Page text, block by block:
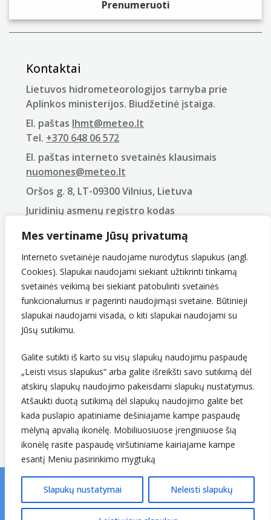
Mes vertiname Jūsų privatumą
Interneto svetainėje naudojame nurodytus slapukus (angl.
Cookies). Slapukai naudojami siekiant užtikrinti tinkamą
svetainės veikimą bei siekiant patobulinti svetainės
funkcionalumus ir pagerinti naudojimąsi svetaine. Būtinieji
slapukai naudojami visada, o kiti slapukai naudojami su
Jūsų sutikimu.
Galite sutikti iš karto su visų slapukų naudojimu paspaudę
„Leisti visus slapukus“ arba galite išreikšti savo sutikimą dėl
atskirų slapukų naudojimo pakeisdami slapukų nustatymus.
Atšaukti duotą sutikimą dėl slapukų naudojimo galite bet
kada puslapio apatiniame dešiniajame kampe paspaudę
mėlyną apvalią ikonėlę. Mobiliuosiuose įrenginiuose šią
ikonėlę rasite paspaudę viršutiniame kairiajame kampe
esantį Meniu pasirinkimo mygtuką
Slapukų nustatymai Neleisti slapukų
Kontaktai
Lietuvos hidrometeorologijos tarnyba prie
Aplinkos ministerijos. Biudžetinė įstaiga.
El. paštas lhmt@meteo.lt
Tel. +370 648 06 572
El. paštas interneto svetainės klausimais
nuomones@meteo.lt
Oršos g. 8, LT-09300 Vilnius, Lietuva
Juridinių asmenų registro kodas
PVM mokėtojo kodas
LT907432416
Sekite mus
© Lietuvos hidrometeorologijos tarnyba prie Aplinkos